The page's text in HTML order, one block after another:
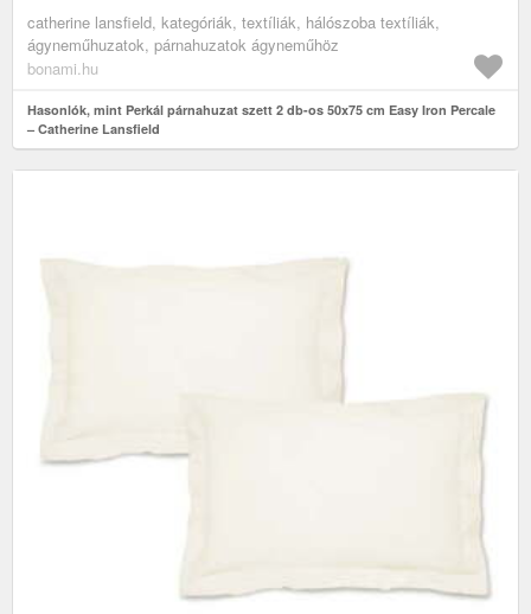
catherine lansfield, kategóriák, textíliák, hálószoba textíliák,
ágyneműhuzatok, párnahuzatok ágyneműhöz
bonami.hu
Hasonlók, mint Perkál párnahuzat szett 2 db-os 50x75 cm Easy Iron Percale
– Catherine Lansfield